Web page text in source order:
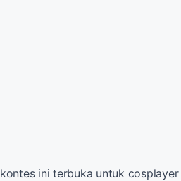
ini terbuka untuk cosplayer